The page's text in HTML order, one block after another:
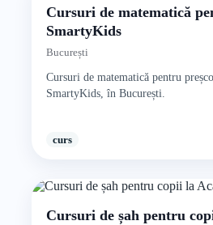
Cursuri de matematică
SmartyKids
București
Cursuri de matematică pentru
SmartyKids, în București.
curs
Cursuri de șah pentru